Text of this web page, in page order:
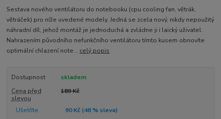
Sestava nového ventilátoru do notebooku (cpu cooling fan, větrák,
větráček) pro níže uvedené modely. Jedná se zcela nový, nikdy nepoužitý
náhradní díl, jehož montáž je jednoduchá a zvládne ji i laický uživatel.
Nahrazením původního nefunkčního ventilátoru tímto kusem obnovíte
optimální chlazení note... celý popis
Dostupnost
skladem
Cena před
slevou
189 Kč
Ušetříte 90 Kč (48% sleva)